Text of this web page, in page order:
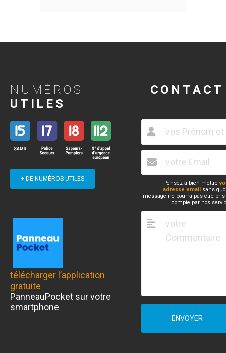
NUMÉROS
UTILES
+ DE NUMÉROS UTILES
télécharger l’application
gratuite
PanneauPocket sur votre
smartphone
CONTACT
Pensez à bien mettre
adresse email sans
message ne pourra pas être
compte par nos
ENVOYER